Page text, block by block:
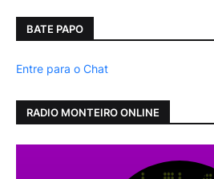
BATE PAPO
Entre para o Chat
RADIO MONTEIRO ONLINE